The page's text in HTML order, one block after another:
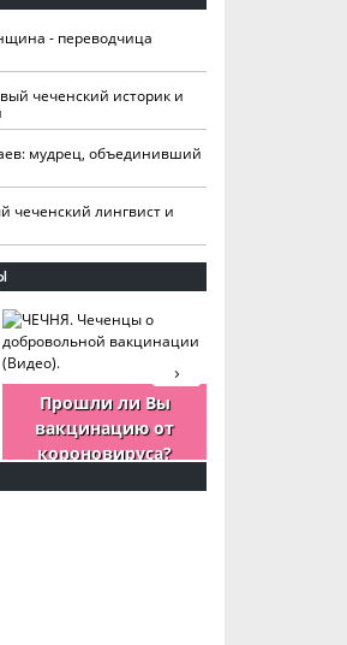
- переводчица
чеченский историк и
мудрец, объединивший
чеченский лингвист и
Прошли ли Вы
вакцинацию от
короновируса?
›